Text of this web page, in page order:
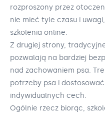
rozproszony przez
nie mieć tyle czasu i
szkolenia online.
Z drugiej strony,
pozwalają na bardziej
nad zachowaniem psa.
potrzeby psa i
indywidualnych cech.
Ogólnie rzecz biorąc,